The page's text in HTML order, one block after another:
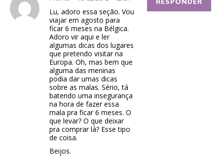
Lu, adoro essa seção. Vou
viajar em agosto para
ficar 6 meses na Bélgica.
Adoro vir aqui e ler
algumas dicas dos lugares
que pretendo visitar na
Europa. Oh, mas bem que
alguma das meninas
podia dar umas dicas
sobre as malas. Sério, tá
batendo uma insegurança
na hora de fazer essa
mala pra ficar 6 meses. O
que levar? O que deixar
pra comprar lá? Esse tipo
de coisa.
Beijos.
RESPONDER